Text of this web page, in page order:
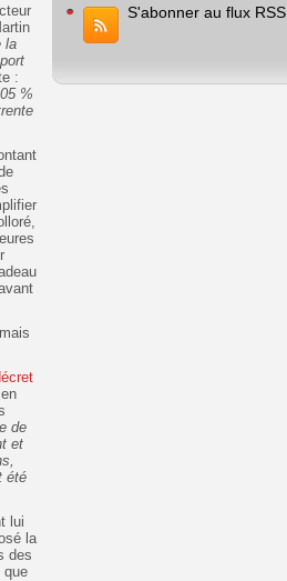
la
:
%
de
et
été
lui
la
des
que
S'abonner au flux RSS